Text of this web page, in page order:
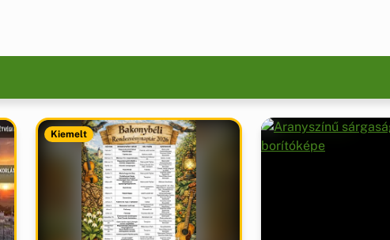
Kiemelt